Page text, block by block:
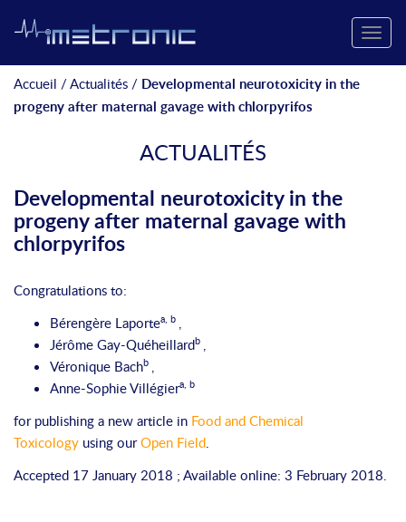
Toggle
Accueil /Actualités / Developmental neurotoxicity in the
progeny after maternal gavage with chlorpyrifos
ACTUALITÉS
Developmental neurotoxicity in the
progeny after maternal gavage with
chlorpyrifos
Congratulations to:
Bérengère Laportea, b ,
Jérôme Gay-Quéheillardb ,
Véronique Bachb ,
Anne-Sophie Villégiera, b
for publishing a new article in Food and Chemical
Toxicology using ourOpen Field.
Accepted 17 January 2018 ; Available online: 3 February 2018.